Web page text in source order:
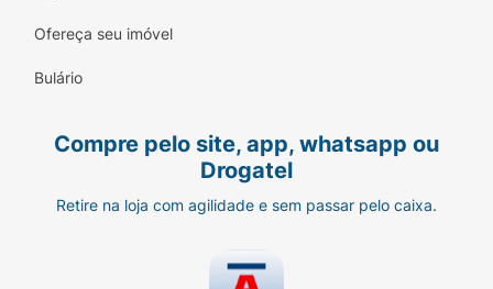
Ofereça seu imóvel
Bulário
Compre pelo site, app, whatsapp ou
Drogatel
Retire na loja com agilidade e sem passar pelo caixa.